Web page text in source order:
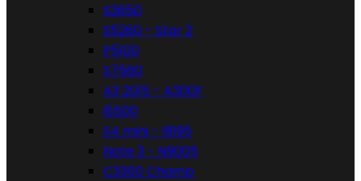
S3650
S5260 - Star 2
P5100
S7560
A3 2015 - A300F
i5500
S4 mini - I9195
Note 3 - N9005
C3300 Champ